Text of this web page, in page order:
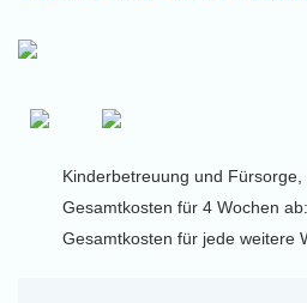
Kinderbetreuung und
Gesamtkosten für 4 Wochen
Gesamtkosten für jede weitere